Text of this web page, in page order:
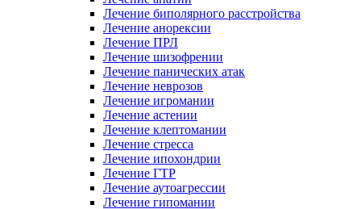
Лечение биполярного расстройства
Лечение анорексии
Лечение ПРЛ
Лечение шизофрении
Лечение панических атак
Лечение неврозов
Лечение игромании
Лечение астении
Лечение клептомании
Лечение стресса
Лечение ипохондрии
Лечение ГТР
Лечение аутоагрессии
Лечение гипомании